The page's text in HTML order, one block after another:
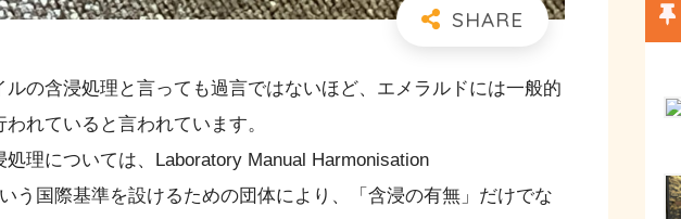
ルの含浸処理と言っても過言ではないほど、エメラルドには一般的
れていると言われています。
理については、Laboratory Manual Harmonisation
う国際基準を設けるための団体により、「含浸の有無」だけでな